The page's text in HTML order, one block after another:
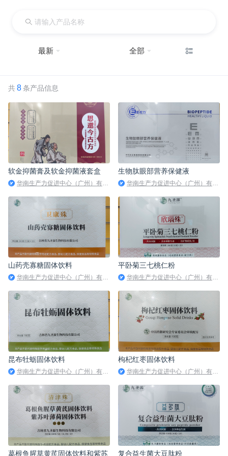
已签到
最新 全部
共8条产品信息
软金抑菌膏及软金抑菌液套盒
华南生产力促进中心（广州）有限公司
生物肽眼部营养保健液
华南生产力促进中心（广州）有限公司
山药壳寡糖固体饮料
华南生产力促进中心（广州）有限公司
平卧菊三七桃仁粉
华南生产力促进中心（广州）有限公司
昆布牡蛎固体饮料
华南生产力促进中心（广州）有限公司
枸杞红枣固体饮料
华南生产力促进中心（广州）有限公司
葛根鱼腥草黄芪固体饮料和紫苏 复合益生菌大豆肽粉